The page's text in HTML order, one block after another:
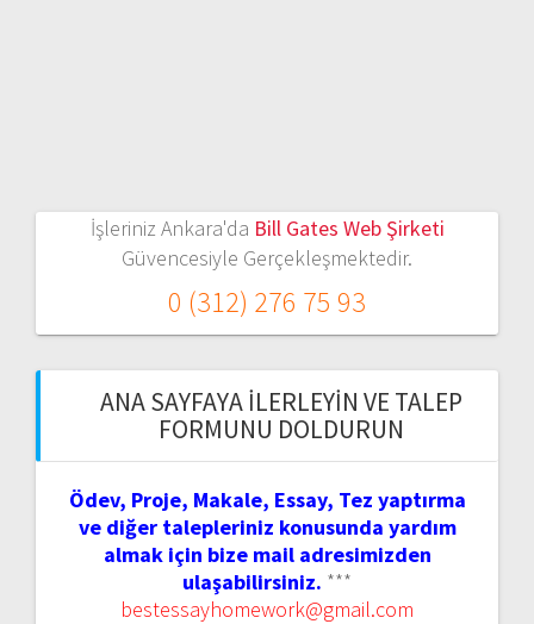
İşleriniz Ankara'da Bill Gates Web Şirketi
Güvencesiyle Gerçekleşmektedir.
0 (312) 276 75 93
ANA SAYFAYA İLERLEYIN VE TALEP
FORMUNU DOLDURUN
Ödev, Proje, Makale, Essay, Tez yaptırma
ve diğer talepleriniz konusunda yardım
almak için bize mail adresimizden
ulaşabilirsiniz. ***
bestessayhomework@gmail.com